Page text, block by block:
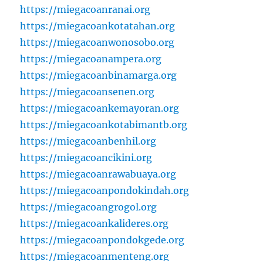
https://miegacoanranai.org
https://miegacoankotatahan.org
https://miegacoanwonosobo.org
https://miegacoanampera.org
https://miegacoanbinamarga.org
https://miegacoansenen.org
https://miegacoankemayoran.org
https://miegacoankotabimantb.org
https://miegacoanbenhil.org
https://miegacoancikini.org
https://miegacoanrawabuaya.org
https://miegacoanpondokindah.org
https://miegacoangrogol.org
https://miegacoankalideres.org
https://miegacoanpondokgede.org
https://miegacoanmenteng.org